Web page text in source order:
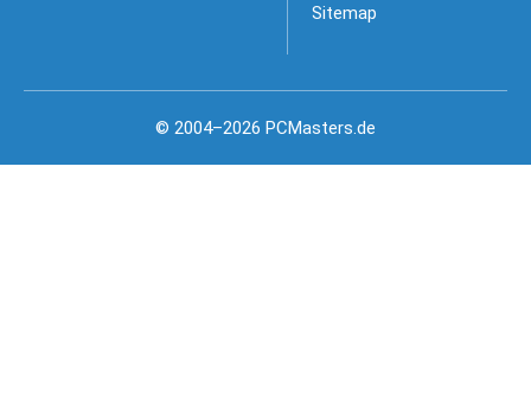
Sitemap
© 2004–2026 PCMasters.de